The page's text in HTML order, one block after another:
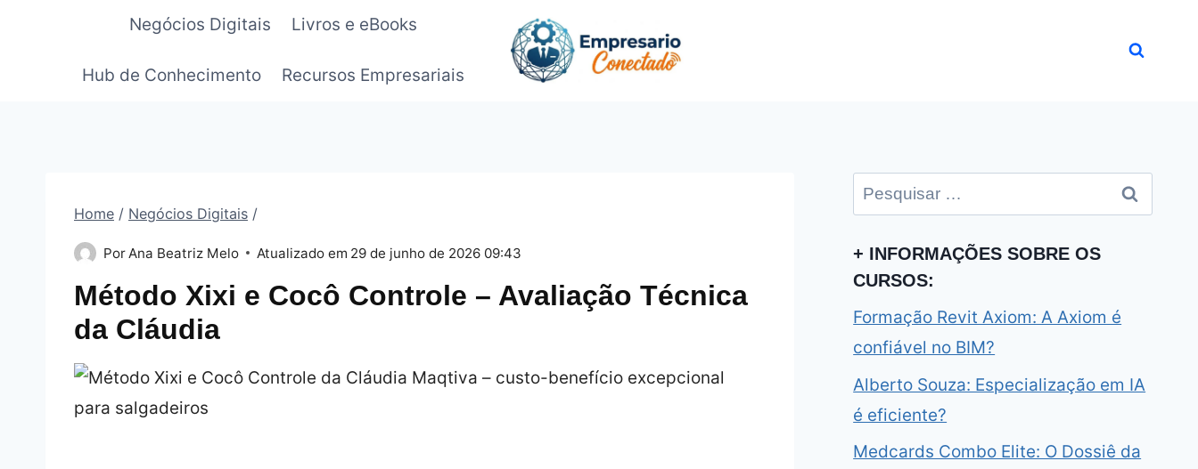
Negócios Digitais Livros e eBooks
Hub de Conhecimento Recursos Empresariais
Home / Negócios Digitais /
Por Ana Beatriz Melo Atualizado em 29 de junho de 2026 09:43
Método Xixi e Cocô Controle – Avaliação Técnica
da Cláudia
Pesquisar
por:
+ INFORMAÇÕES SOBRE OS
CURSOS:
Formação Revit Axiom: A Axiom é
confiável no BIM?
Alberto Souza: Especialização em IA
é eficiente?
Medcards Combo Elite: O Dossiê da